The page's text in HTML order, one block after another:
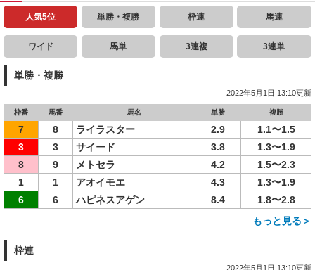
人気5位 単勝・複勝 枠連 馬連
ワイド 馬単 3連複 3連単
単勝・複勝
2022年5月1日 13:10更新
枠番 馬番 馬名 単勝 複勝
7 8 ライラスター 2.9
1.1〜1.5
3
3 サイード 3.8
1.3〜1.9
8
9 メトセラ 4.2
1.5〜2.3
1
1 アオイモエ 4.3
1.3〜1.9
6
6 ハピネスアゲン 8.4
1.8〜2.8
もっと見る＞
枠連
2022年5月1日 13:10更新